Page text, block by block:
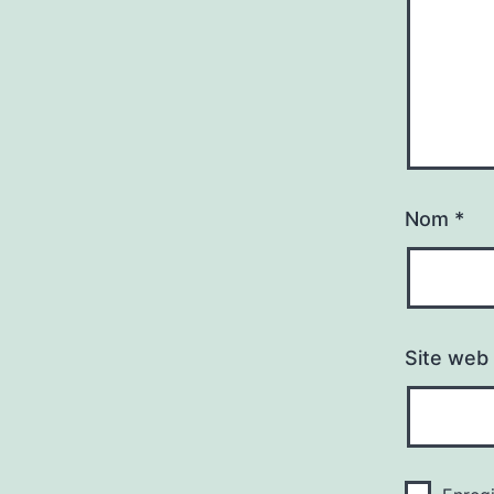
Nom *
Site web